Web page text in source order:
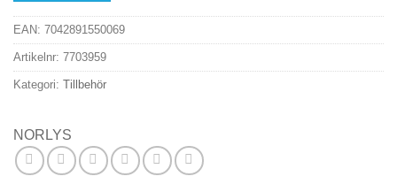
EAN: 7042891550069
Artikelnr: 7703959
Kategori: Tillbehör
NORLYS